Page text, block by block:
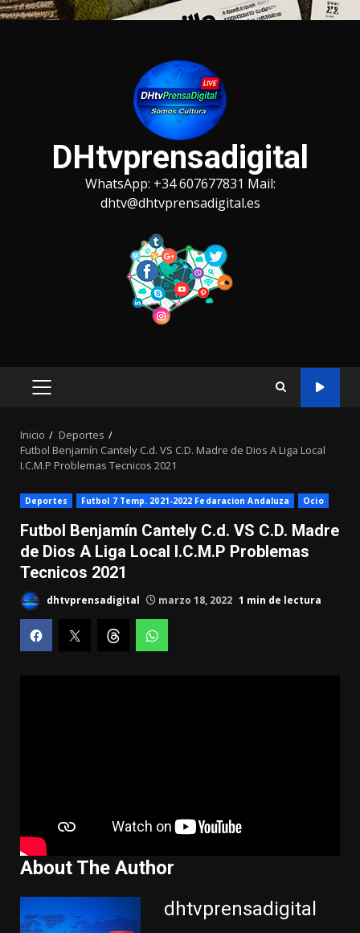
DHtvprensadigital
WhatsApp: +34 607677831 Mail:
dhtv@dhtvprensadigital.es
MENÚ
Inicio
Deportes
Futbol Benjamín Cantely C.d. VS C.D. Madre de Dios A Liga Local
I.C.M.P Problemas Tecnicos 2021
Deportes Futbol 7 Temp. 2021-2022 Fedaracion Andaluza Ocio
Futbol Benjamín Cantely C.d. VS C.D. Madre
de Dios A Liga Local I.C.M.P Problemas
Tecnicos 2021
dhtvprensadigital marzo 18, 2022 1 min de lectura
About The Author
dhtvprensadigital